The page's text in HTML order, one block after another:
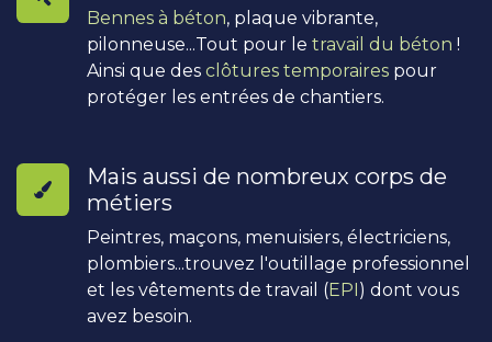
Bennes à béton, plaque vibrante,
pilonneuse...Tout pour le travail du béton !
Ainsi que des clôtures temporaires pour
protéger les entrées de chantiers.
Mais aussi de nombreux corps de
métiers
Peintres, maçons, menuisiers, électriciens,
plombiers...trouvez l'outillage professionnel
et les vêtements de travail (EPI) dont vous
avez besoin.